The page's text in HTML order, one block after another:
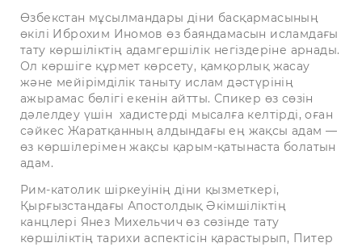
Өзбекстан мұсылмандары діни басқармасының
өкілі Иброхим Иномов өз баяндамасын исламдағы
тату көршіліктің адамгершілік негіздеріне арнады.
Ол көршіге құрмет көрсету, қамқорлық жасау
және мейірімділік таныту ислам дәстүрінің
ажырамас бөлігі екенін айтты. Спикер өз сөзін
дәлелдеу үшін хадистерді мысалға келтірді, оған
сәйкес Жаратқанның алдындағы ең жақсы адам —
өз көршілерімен жақсы қарым-қатынаста болатын
адам.
Рим-католик шіркеуінің діни қызметкері,
Қырғызстандағы Апостолдық Әкімшіліктің
канцлері Янез Михельчич өз сөзінде тату
көршіліктің тарихи аспектісін қарастырып, Питер